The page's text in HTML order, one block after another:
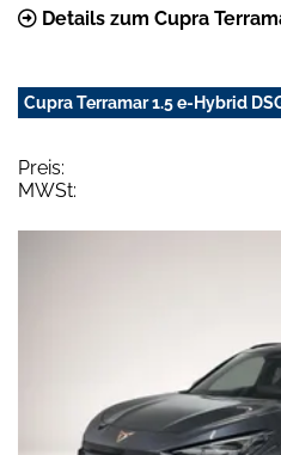
Details zum Cupra
Cupra Terramar 1.5 e-Hybrid
Preis:
MWSt: